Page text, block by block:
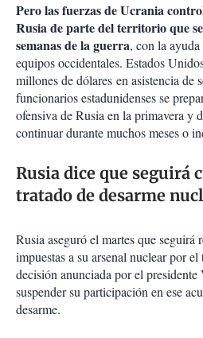
Pero las fuerzas de Ucrania
Rusia de parte del territorio que
semanas de la guerra, con la
equipos occidentales. Estados
millones de dólares en asistencia de
funcionarios estadunidenses se
ofensiva de Rusia en la primavera y
continuar durante muchos meses o
Rusia dice que seguirá
tratado de desarme
Rusia aseguró el martes que seguirá
impuestas a su arsenal nuclear por
decisión anunciada por el
suspender su participación en ese
desarme.